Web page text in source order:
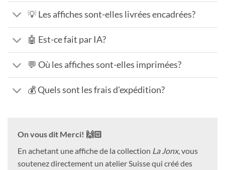
💡 Les affiches sont-elles livrées encadrées?
🤖 Est-ce fait par IA?
💬 Où les affiches sont-elles imprimées?
💰 Quels sont les frais d'expédition?
On vous dit Merci! 🙌🏻
En achetant une affiche de la collection La Jonx, vous
soutenez directement un atelier Suisse qui créé des